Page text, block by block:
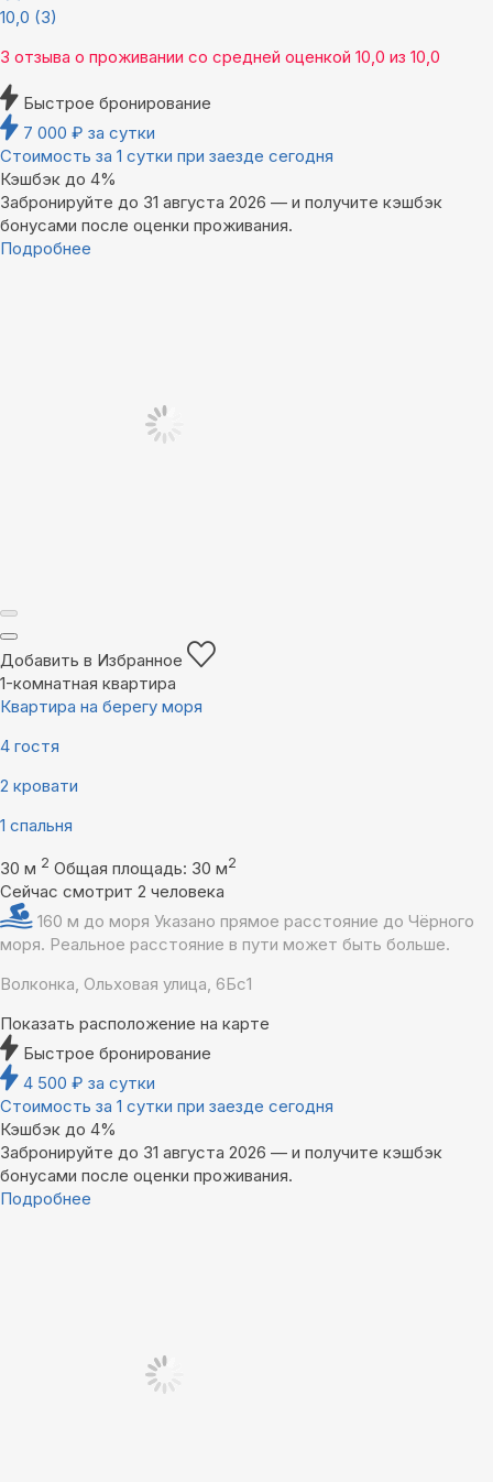
10,0 (3)
3 отзыва о проживании со средней оценкой 10,0 из 10,0
Быстрое бронирование
7 000 ₽ за сутки
Стоимость за 1 сутки при заезде сегодня
Кэшбэк до 4%
Забронируйте до 31 августа 2026 — и получите кэшбэк
бонусами после оценки проживания.
Подробнее
Добавить в Избранное
1-комнатная квартира
Квартира на берегу моря
4 гостя
2 кровати
1 спальня
30 м 2 Общая площадь: 30 м2
Сейчас смотрит 2 человека
160 м до моря Указано прямое расстояние до Чёрного
моря. Реальное расстояние в пути может быть больше.
Волконка, Ольховая улица, 6Бс1
Показать расположение на карте
Быстрое бронирование
4 500 ₽ за сутки
Стоимость за 1 сутки при заезде сегодня
Кэшбэк до 4%
Забронируйте до 31 августа 2026 — и получите кэшбэк
бонусами после оценки проживания.
Подробнее